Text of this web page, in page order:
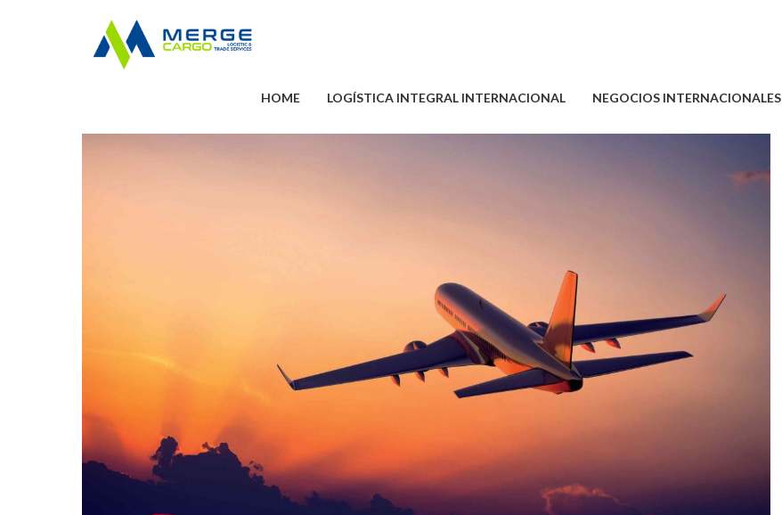
HOME LOGÍSTICA INTEGRAL INTERNACIONAL NEGOCIOS INTERNACIONALES